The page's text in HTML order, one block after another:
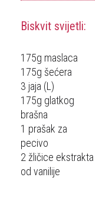
Biskvit svijetli:
175g maslaca
175g šećera
3 jaja (L)
175g glatkog
brašna
1 prašak za
pecivo
2 žličice ekstrakta
od vanilije